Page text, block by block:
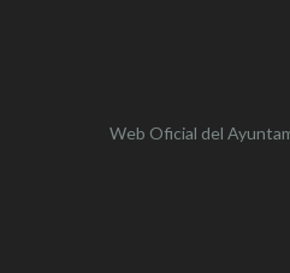
Web Oficial del